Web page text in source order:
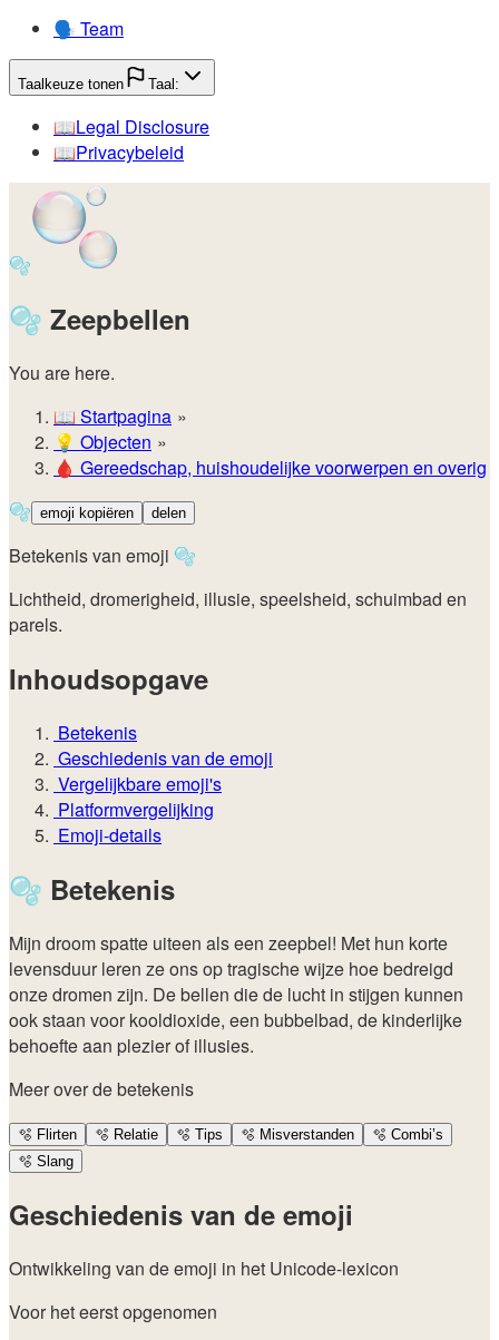
🗣️ Team
Taalkeuze tonen Taal:
📖️Legal Disclosure
📖️Privacybeleid
🫧
🫧 Zeepbellen
You are here.
📖 Startpagina
💡️ Objecten
🩸 Gereedschap, huishoudelijke voorwerpen en overig
🫧 emoji kopiëren delen
Betekenis van emoji 🫧
Lichtheid, dromerigheid, illusie, speelsheid, schuimbad en
parels.
Inhoudsopgave
Betekenis
Geschiedenis van de emoji
Vergelijkbare emoji's
Platformvergelijking
Emoji-details
🫧 Betekenis
Mijn droom spatte uiteen als een zeepbel! Met hun korte
levensduur leren ze ons op tragische wijze hoe bedreigd
onze dromen zijn. De bellen die de lucht in stijgen kunnen
ook staan voor kooldioxide, een bubbelbad, de kinderlijke
behoefte aan plezier of illusies.
Meer over de betekenis
🫧 Flirten 🫧 Relatie 🫧 Tips 🫧 Misverstanden 🫧 Combi’s
🫧 Slang
Geschiedenis van de emoji
Ontwikkeling van de emoji in het Unicode-lexicon
Voor het eerst opgenomen